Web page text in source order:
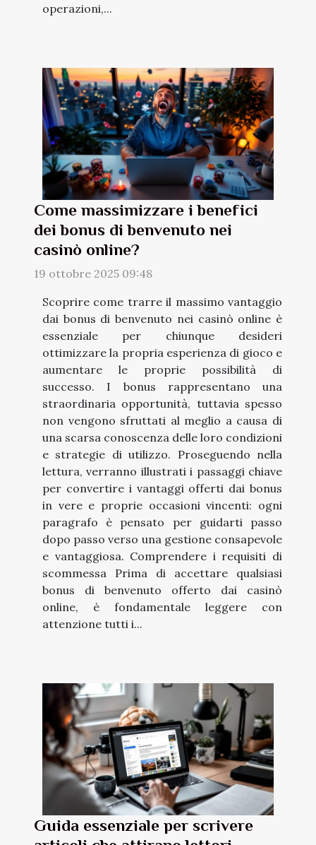
operazioni,...
Come massimizzare i benefici
dei bonus di benvenuto nei
casinò online?
19 ottobre 2025 09:48
Scoprire come trarre il massimo vantaggio
dai bonus di benvenuto nei casinò online è
essenziale per chiunque desideri
ottimizzare la propria esperienza di gioco e
aumentare le proprie possibilità di
successo. I bonus rappresentano una
straordinaria opportunità, tuttavia spesso
non vengono sfruttati al meglio a causa di
una scarsa conoscenza delle loro condizioni
e strategie di utilizzo. Proseguendo nella
lettura, verranno illustrati i passaggi chiave
per convertire i vantaggi offerti dai bonus
in vere e proprie occasioni vincenti: ogni
paragrafo è pensato per guidarti passo
dopo passo verso una gestione consapevole
e vantaggiosa. Comprendere i requisiti di
scommessa Prima di accettare qualsiasi
bonus di benvenuto offerto dai casinò
online, è fondamentale leggere con
attenzione tutti i...
Guida essenziale per scrivere